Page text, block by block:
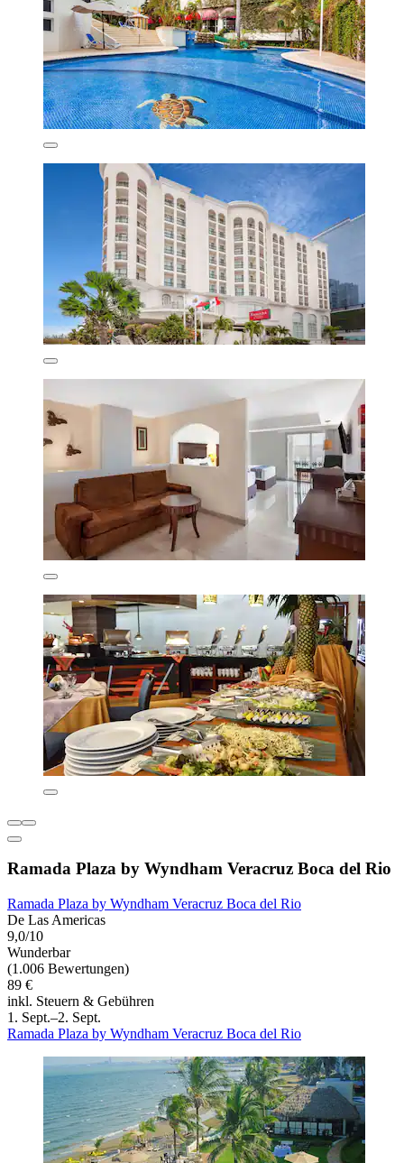
Ramada Plaza by Wyndham Veracruz Boca del Rio
Ramada Plaza by Wyndham Veracruz Boca del Rio
De Las Americas
9,0/10
Wunderbar
(1.006 Bewertungen)
89 €
inkl. Steuern & Gebühren
1. Sept.–2. Sept.
Ramada Plaza by Wyndham Veracruz Boca del Rio